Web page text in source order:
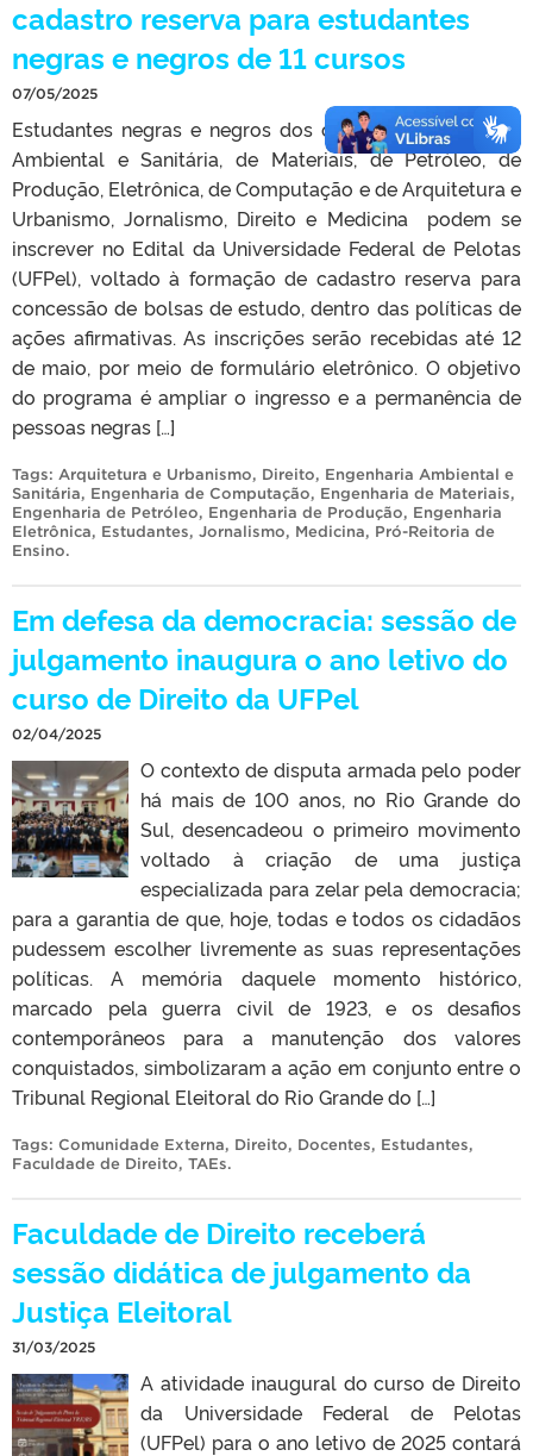
cadastro reserva para estudantes
negras e negros de 11 cursos
07/05/2025
Estudantes negras e negros dos cursos de Engenharia
Ambiental e Sanitária, de Materiais, de Petróleo, de
Produção, Eletrônica, de Computação e de Arquitetura e
Urbanismo, Jornalismo, Direito e Medicina podem se
inscrever no Edital da Universidade Federal de Pelotas
(UFPel), voltado à formação de cadastro reserva para
concessão de bolsas de estudo, dentro das políticas de
ações afirmativas. As inscrições serão recebidas até 12
de maio, por meio de formulário eletrônico. O objetivo
do programa é ampliar o ingresso e a permanência de
pessoas negras […]
Tags: Arquitetura e Urbanismo, Direito, Engenharia Ambiental e
Sanitária, Engenharia de Computação, Engenharia de Materiais,
Engenharia de Petróleo, Engenharia de Produção, Engenharia
Eletrônica, Estudantes, Jornalismo, Medicina, Pró-Reitoria de
Ensino.
Em defesa da democracia: sessão de
julgamento inaugura o ano letivo do
curso de Direito da UFPel
02/04/2025
O contexto de disputa armada pelo poder
há mais de 100 anos, no Rio Grande do
Sul, desencadeou o primeiro movimento
voltado à criação de uma justiça
especializada para zelar pela democracia;
para a garantia de que, hoje, todas e todos os cidadãos
pudessem escolher livremente as suas representações
políticas. A memória daquele momento histórico,
marcado pela guerra civil de 1923, e os desafios
contemporâneos para a manutenção dos valores
conquistados, simbolizaram a ação em conjunto entre o
Tribunal Regional Eleitoral do Rio Grande do […]
Tags: Comunidade Externa, Direito, Docentes, Estudantes,
Faculdade de Direito, TAEs.
Faculdade de Direito receberá
sessão didática de julgamento da
Justiça Eleitoral
31/03/2025
A atividade inaugural do curso de Direito
da Universidade Federal de Pelotas
(UFPel) para o ano letivo de 2025 contará